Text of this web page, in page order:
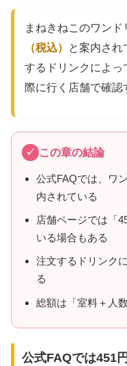
まねきねこのワン
（税込） と案内され
するドリンクによっ
際に行く店舗で確認
この章の結論
公式FAQでは、ワ
内されている
店舗ページでは「
いる場合もある
注文するドリンク
る
総額は「室料＋人
公式FAQでは451